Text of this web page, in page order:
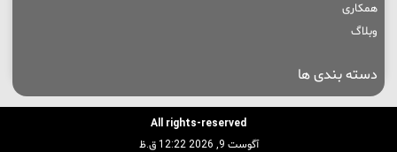
همکاری
وبلاگ
دسته بندی ها
All rights-reserved
آگوست 9, 2026 12:22 ق.ظ